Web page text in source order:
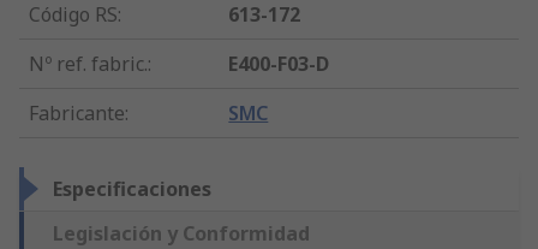
Código RS:
613-172
Nº ref. fabric.:
E400-F03-D
Fabricante: SMC
Especificaciones
Legislación y Conformidad